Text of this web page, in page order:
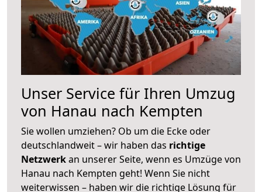
Unser Service für Ihren Umzug
von Hanau nach Kempten
Sie wollen umziehen? Ob um die Ecke oder
deutschlandweit – wir haben das richtige
Netzwerkan unserer Seite, wenn es Umzüge von
Hanau nach Kempten geht! Wenn Sie nicht
weiterwissen – haben wir die richtige Lösung für